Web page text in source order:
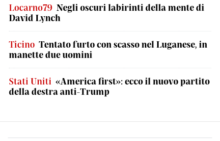
Locarno79 Negli oscuri labirinti della mente di
David Lynch
Ticino Tentato furto con scasso nel Luganese, in
manette due uomini
Stati Uniti «America first»: ecco il nuovo partito
della destra anti-Trump